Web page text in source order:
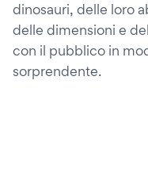
dinosauri, delle loro
delle dimensioni e
con il pubblico in
sorprendente.